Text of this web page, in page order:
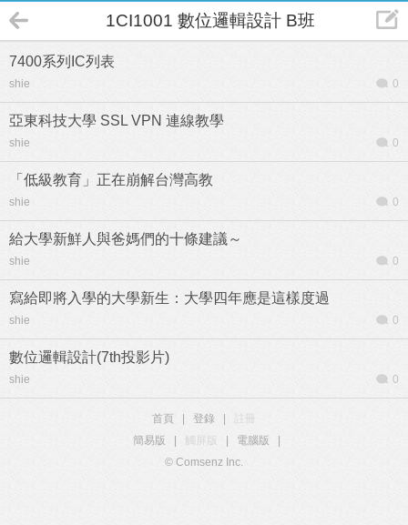
1CI1001 數位邏輯設計 B班
7400系列IC列表
shie 0
亞東科技大學 SSL VPN 連線教學
shie 0
「低級教育」正在崩解台灣高教
shie 0
給大學新鮮人與爸媽們的十條建議～
shie 0
寫給即將入學的大學新生：大學四年應是這樣度過
shie 0
數位邏輯設計(7th投影片)
shie 0
首頁 登錄
簡易版
觸屏版 電腦版
© Comsenz Inc.